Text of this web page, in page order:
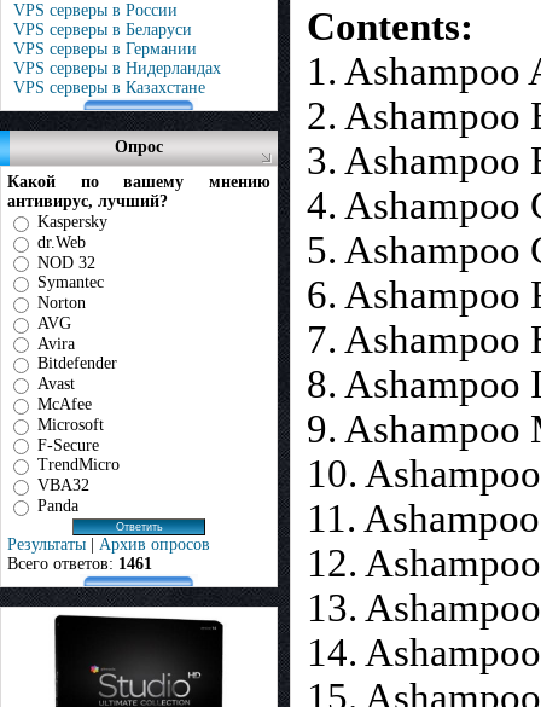
VPS серверы в России
VPS серверы в Беларуси
VPS серверы в Германии
VPS серверы в Нидерландах
VPS серверы в Казахстане
Опрос
Какой по вашему мнению
антивирус, лучший?
Kaspersky
dr.Web
NOD 32
Symantec
Norton
AVG
Avira
Bitdefender
Avast
McAfee
Microsoft
F-Secure
TrendMicro
VBA32
Panda
Результаты | Архив опросов
Всего ответов: 1461
Contents:
1. Ashampoo
2. Ashampoo
3. Ashampoo
4. Ashampoo
5. Ashampoo
6. Ashampoo
7. Ashampoo
8. Ashampoo
9. Ashampoo
10.
11.
12.
13.
14.
15.